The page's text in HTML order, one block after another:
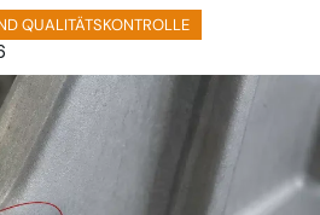
QUALITÄTSKONTROLLE